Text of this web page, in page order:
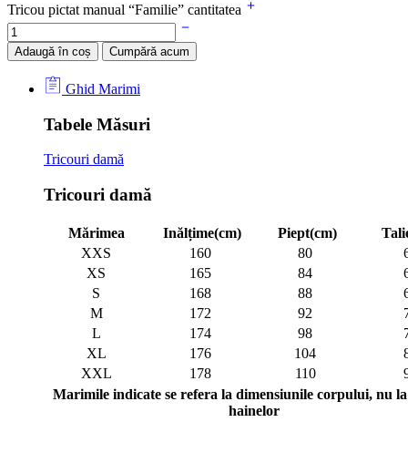
Tricou pictat manual “Familie” cantitatea
Adaugă în coș Cumpără acum
Ghid Marimi
Tabele Măsuri
Tricouri damă
Tricouri damă
Mărimea Inălțime(cm) Piept(cm)
XXS
160 80
XS
165 84
S
168 88
M
172 92
L
174 98
XL
176 104
XXL
178 110
Marimile indicate se refera la dimensiunile corpului, nu la
hainelor